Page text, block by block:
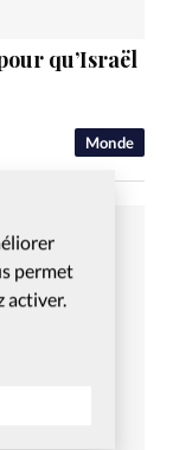
permet
activer.
Monde
qu’Israël